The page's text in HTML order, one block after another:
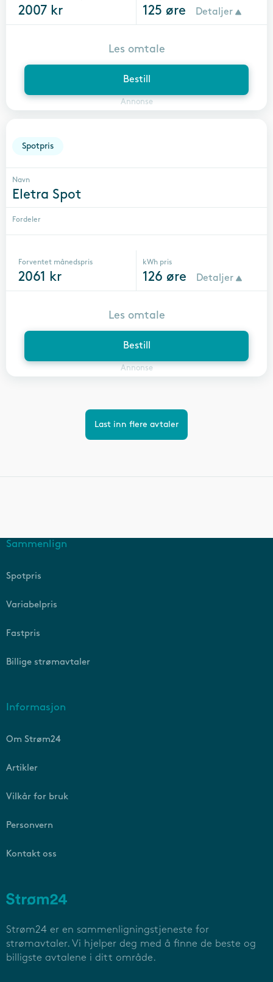
2007 kr 125 øre Detaljer
Bestill
Annonse
Les omtale
Spotpris
Navn
Eletra Spot
Fordeler
Forventet månedspris
2061 kr
kWh pris
126 øre Detaljer
Bestill
Annonse
Les omtale
Last inn flere avtaler
Strøm24 er en sammenligningstjeneste for
strømavtaler. Vi hjelper deg med å finne de beste og
billigste avtalene i ditt område.
Sammenlign
Spotpris
Variabelpris
Fastpris
Billige strømavtaler
Informasjon
Om Strøm24
Artikler
Vilkår for bruk
Personvern
Kontakt oss